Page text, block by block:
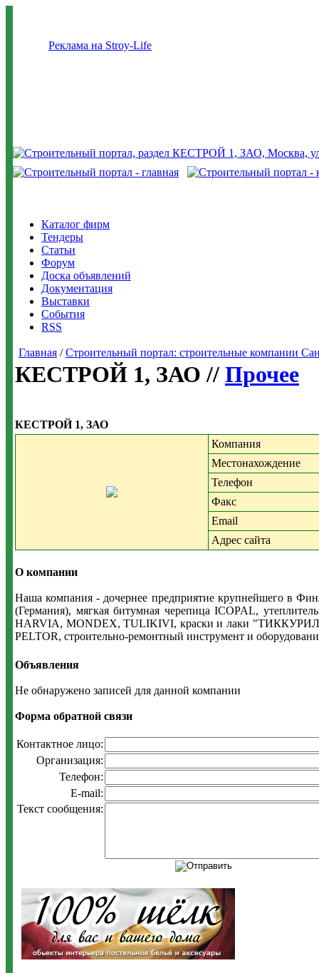
Реклама на Stroy-Life
Каталог фирм
Тендеры
Статьи
Форум
Доска объявлений
Документация
Выставки
События
RSS
Главная /Строительный портал: строительные компании
КЕСТРОЙ 1, ЗАО // Прочее
КЕСТРОЙ 1, ЗАО
Компания
Местонахождение
Телефон
Факс
Email
Адрес сайта
О компании
Наша компания - дочернее предприятие крупнейшего в
(Германия), мягкая битумная черепица ICOPAL,
HARVIA, MONDEX, TULIKIVI, краски и лаки
PELTOR, строительно-ремонтный инструмент и
Объявления
Не обнаружено записей для данной компании
Форма обратной связи
Контактное лицо:
Организация:
Телефон:
E-mail:
Текст сообщения: